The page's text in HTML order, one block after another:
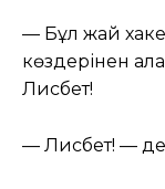
— Бұл жай
көздерінен
Лисбет!
— Лисбет! —